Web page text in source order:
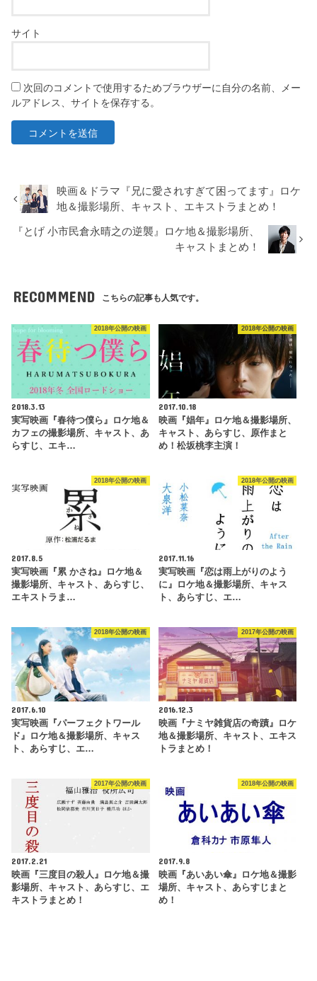
サイト
次回のコメントで使用するためブラウザーに自分の名前、メー
ルアドレス、サイトを保存する。
映画＆ドラマ『兄に愛されすぎて困ってます』ロケ
地＆撮影場所、キャスト、エキストラまとめ！
『とげ 小市民倉永晴之の逆襲』ロケ地＆撮影場所、
キャストまとめ！
RECOMMEND こちらの記事も人気です。
2018年公開の映画
2018.3.13
実写映画『春待つ僕ら』ロケ地＆
カフェの撮影場所、キャスト、あ
らすじ、エキ…
2018年公開の映画
2017.10.18
映画『娼年』ロケ地＆撮影場所、
キャスト、あらすじ、原作まと
め！松坂桃李主演！
2018年公開の映画
2017.8.5
実写映画『累 かさね』ロケ地＆
撮影場所、キャスト、あらすじ、
エキストラま…
2018年公開の映画
2017.11.16
実写映画『恋は雨上がりのよう
に』ロケ地＆撮影場所、キャス
ト、あらすじ、エ…
2018年公開の映画
2017.6.10
実写映画『パーフェクトワール
ド』ロケ地＆撮影場所、キャス
ト、あらすじ、エ…
2017年公開の映画
2016.12.3
映画『ナミヤ雑貨店の奇蹟』ロケ
地＆撮影場所、キャスト、エキス
トラまとめ！
2017年公開の映画
2017.2.21
映画『三度目の殺人』ロケ地＆撮
影場所、キャスト、あらすじ、エ
キストラまとめ！
2018年公開の映画
2017.9.8
映画『あいあい傘』ロケ地＆撮影
場所、キャスト、あらすじまと
め！